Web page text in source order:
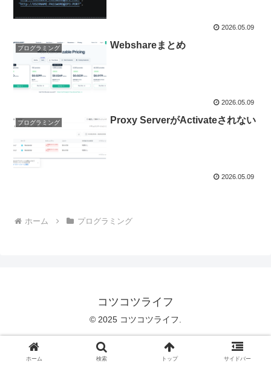
2026.05.09
プログラミング Webshareまとめ
2026.05.09
プログラミング Proxy ServerがActivateされない
2026.05.09
ホーム プログラミング
コツコツライフ
© 2025 コツコツライフ.
ホーム 検索 トップ サイドバー